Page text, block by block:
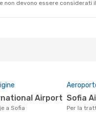
devono essere
Airport
a Sofia
Sofia
Per la